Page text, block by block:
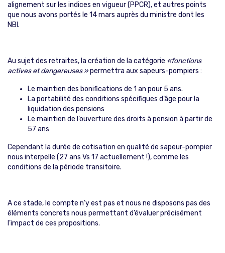
alignement sur les indices en vigueur (PPCR), et autres points
que nous avons portés le 14 mars auprès du ministre dont les
NBI.
Au sujet des retraites, la création de la catégorie «fonctions
actives et dangereuses »permettra aux sapeurs-pompiers :
Le maintien des bonifications de 1 an pour 5 ans.
La portabilité des conditions spécifiques d’âge pour la
liquidation des pensions
Le maintien de l’ouverture des droits à pension à partir de
57 ans
Cependant la durée de cotisation en qualité de sapeur-pompier
nous interpelle (27 ans Vs 17 actuellement !), comme les
conditions de la période transitoire.
A ce stade, le compte n’y est pas et nous ne disposons pas des
éléments concrets nous permettant d’évaluer précisément
l’impact de ces propositions.